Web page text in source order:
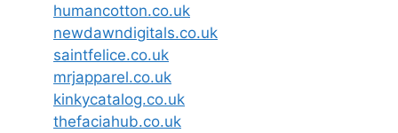
humancotton.co.uk
newdawndigitals.co.uk
saintfelice.co.uk
mrjapparel.co.uk
kinkycatalog.co.uk
thefaciahub.co.uk